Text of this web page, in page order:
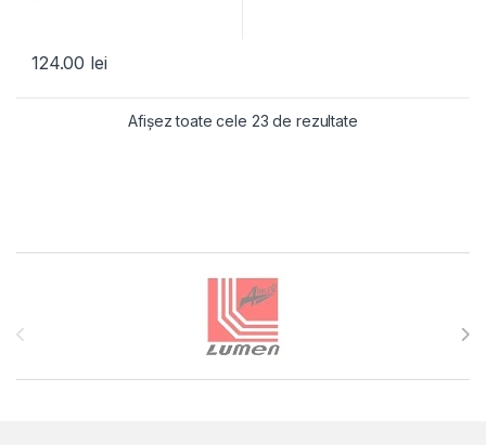
124.00 lei
Afișez toate cele 23 de rezultate